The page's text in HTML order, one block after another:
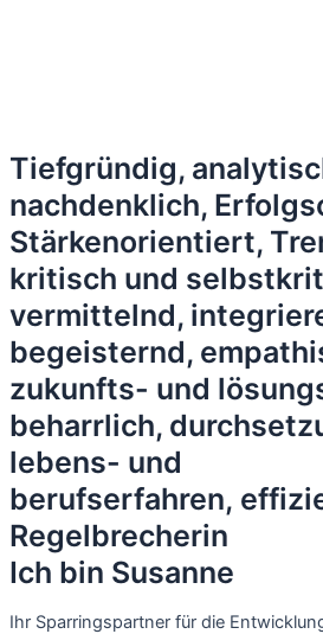
Tiefgründig,
nachdenklich,
Stärkenorientiert,
kritisch und
vermittelnd,
begeisternd,
zukunfts- und
beharrlich,
lebens- und
berufserfahren,
Regelbrecherin
Ich bin Susanne
Ihr Sparringspartner für die